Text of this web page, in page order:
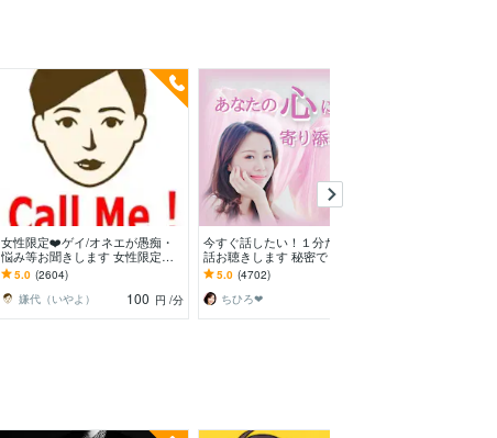
女性限定❤️ゲイ/オネエが愚痴・
悩み等お聞きします 女性限定！
ゲイ/オネエが恋愛/人間関係など
何でも聞くわよ！
5.0 (2604)
嫌代（いやよ）
100 円 /分
今すぐ話したい！１分だけでもお
話お聴きします 秘密でも、悩み
でも、甘えたいな～でも何でもO
Kです♪
5.0 (4702)
ちひろ❤